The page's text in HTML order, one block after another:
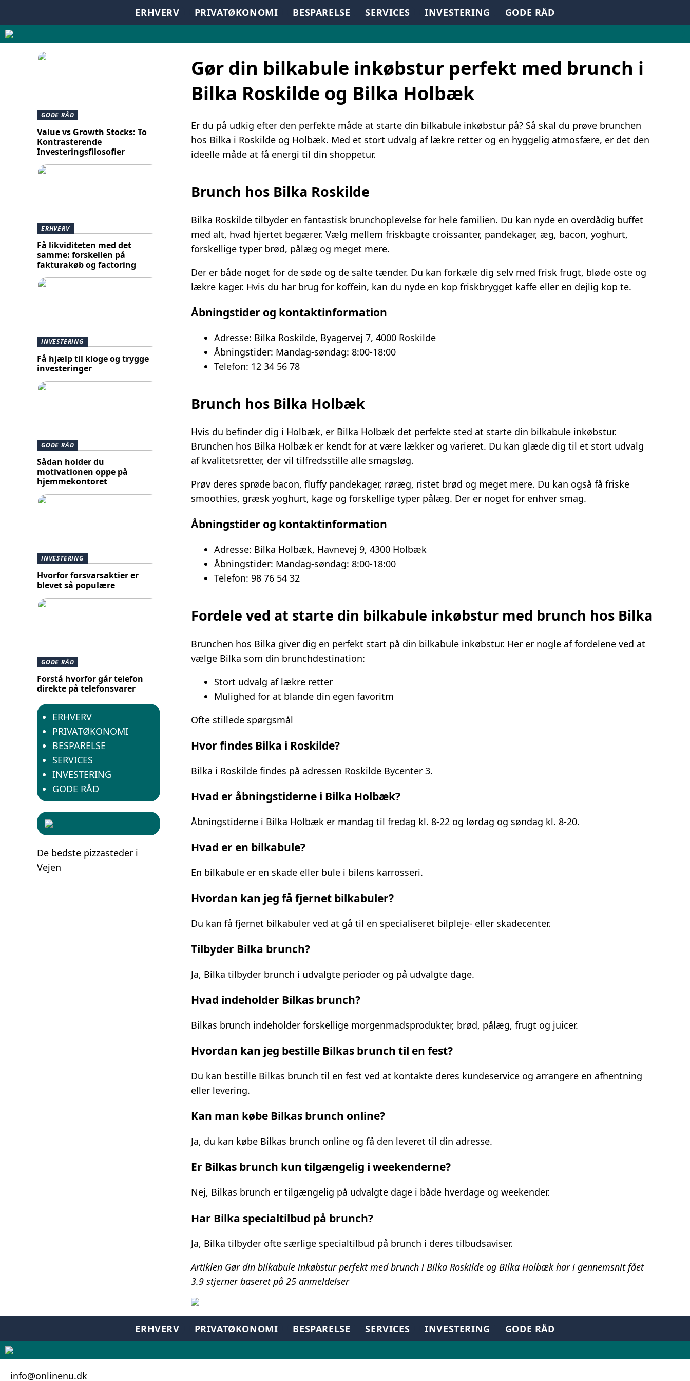
ERHVERV PRIVATØKONOMI BESPARELSE SERVICES INVESTERING GODE RÅD
Gør din bilkabule inkøbstur perfekt med brunch i
Bilka Roskilde og Bilka Holbæk
Er du på udkig efter den perfekte måde at starte din bilkabule inkøbstur på? Så skal du prøve brunchen
hos Bilka i Roskilde og Holbæk. Med et stort udvalg af lækre retter og en hyggelig atmosfære, er det den
ideelle måde at få energi til din shoppetur.
Brunch hos Bilka Roskilde
Bilka Roskilde tilbyder en fantastisk brunchoplevelse for hele familien. Du kan nyde en overdådig buffet
med alt, hvad hjertet begærer. Vælg mellem friskbagte croissanter, pandekager, æg, bacon, yoghurt,
forskellige typer brød, pålæg og meget mere.
Der er både noget for de søde og de salte tænder. Du kan forkæle dig selv med frisk frugt, bløde oste og
lækre kager. Hvis du har brug for koffein, kan du nyde en kop friskbrygget kaffe eller en dejlig kop te.
Åbningstider og kontaktinformation
Adresse: Bilka Roskilde, Byagervej 7, 4000 Roskilde
Åbningstider: Mandag-søndag: 8:00-18:00
Telefon: 12 34 56 78
Brunch hos Bilka Holbæk
Hvis du befinder dig i Holbæk, er Bilka Holbæk det perfekte sted at starte din bilkabule inkøbstur.
Brunchen hos Bilka Holbæk er kendt for at være lækker og varieret. Du kan glæde dig til et stort udvalg
af kvalitetsretter, der vil tilfredsstille alle smagsløg.
Prøv deres sprøde bacon, fluffy pandekager, røræg, ristet brød og meget mere. Du kan også få friske
smoothies, græsk yoghurt, kage og forskellige typer pålæg. Der er noget for enhver smag.
Åbningstider og kontaktinformation
Adresse: Bilka Holbæk, Havnevej 9, 4300 Holbæk
Åbningstider: Mandag-søndag: 8:00-18:00
Telefon: 98 76 54 32
Fordele ved at starte din bilkabule inkøbstur med brunch hos Bilka
Brunchen hos Bilka giver dig en perfekt start på din bilkabule inkøbstur. Her er nogle af fordelene ved at
vælge Bilka som din brunchdestination:
Stort udvalg af lækre retter
Mulighed for at blande din egen favoritm
Ofte stillede spørgsmål
Hvor findes Bilka i Roskilde?
Bilka i Roskilde findes på adressen Roskilde Bycenter 3.
Hvad er åbningstiderne i Bilka Holbæk?
Åbningstiderne i Bilka Holbæk er mandag til fredag kl. 8-22 og lørdag og søndag kl. 8-20.
Hvad er en bilkabule?
En bilkabule er en skade eller bule i bilens karrosseri.
Hvordan kan jeg få fjernet bilkabuler?
Du kan få fjernet bilkabuler ved at gå til en specialiseret bilpleje- eller skadecenter.
Tilbyder Bilka brunch?
Ja, Bilka tilbyder brunch i udvalgte perioder og på udvalgte dage.
Hvad indeholder Bilkas brunch?
Bilkas brunch indeholder forskellige morgenmadsprodukter, brød, pålæg, frugt og juicer.
Hvordan kan jeg bestille Bilkas brunch til en fest?
Du kan bestille Bilkas brunch til en fest ved at kontakte deres kundeservice og arrangere en afhentning
eller levering.
Kan man købe Bilkas brunch online?
Ja, du kan købe Bilkas brunch online og få den leveret til din adresse.
Er Bilkas brunch kun tilgængelig i weekenderne?
Nej, Bilkas brunch er tilgængelig på udvalgte dage i både hverdage og weekender.
Har Bilka specialtilbud på brunch?
Ja, Bilka tilbyder ofte særlige specialtilbud på brunch i deres tilbudsaviser.
Artiklen Gør din bilkabule inkøbstur perfekt med brunch i Bilka Roskilde og Bilka Holbæk har i gennemsnit fået
3.9 stjerner baseret på 25 anmeldelser
GODE RÅD
Value vs Growth Stocks: To
Kontrasterende
Investeringsfilosofier
ERHVERV
Få likviditeten med det
samme: forskellen på
fakturakøb og factoring
INVESTERING
Få hjælp til kloge og trygge
investeringer
GODE RÅD
Sådan holder du
motivationen oppe på
hjemmekontoret
INVESTERING
Hvorfor forsvarsaktier er
blevet så populære
GODE RÅD
Forstå hvorfor går telefon
direkte på telefonsvarer
ERHVERV
PRIVATØKONOMI
BESPARELSE
SERVICES
INVESTERING
GODE RÅD
De bedste pizzasteder i
Vejen
ERHVERV PRIVATØKONOMI BESPARELSE SERVICES INVESTERING GODE RÅD
info@onlinenu.dk